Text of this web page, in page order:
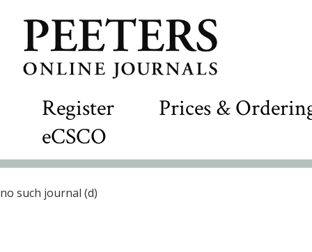
Register
Prices &
eCSCO
no such journal (d)